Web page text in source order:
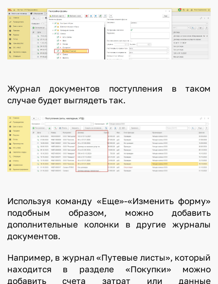
Журнал документов поступления в таком
случае будет выглядеть так.
Используя команду «Еще»-«Изменить форму»
подобным образом, можно добавить
дополнительные колонки в другие журналы
документов.
Например, в журнал «Путевые листы», который
находится в разделе «Покупки» можно
добавить счета затрат или данные